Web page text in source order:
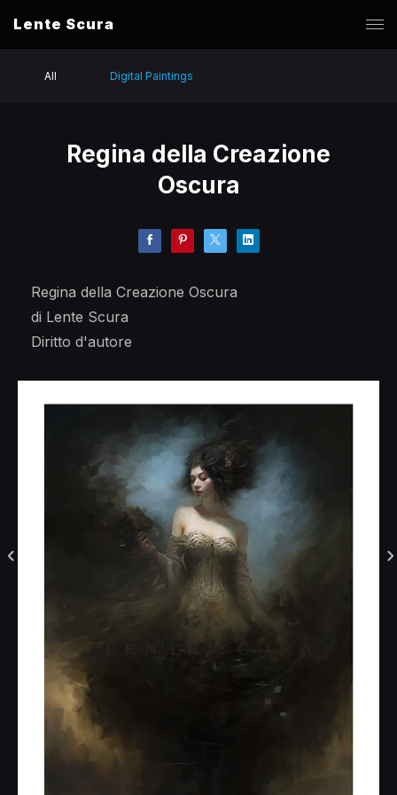
Lente Scura
All Digital Paintings
Regina della Creazione
Oscura
Regina della Creazione Oscura
di Lente Scura
Diritto d'autore